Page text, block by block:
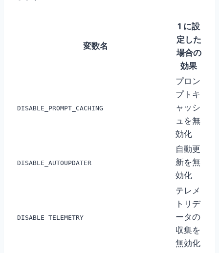
変数名
1 に設
定した
場合の
効果
DISABLE_PROMPT_CACHING
プロン
プトキ
ャッシ
ュを無
効化
DISABLE_AUTOUPDATER
自動更
新を無
効化
DISABLE_TELEMETRY
テレメ
トリデ
ータの
収集を
無効化